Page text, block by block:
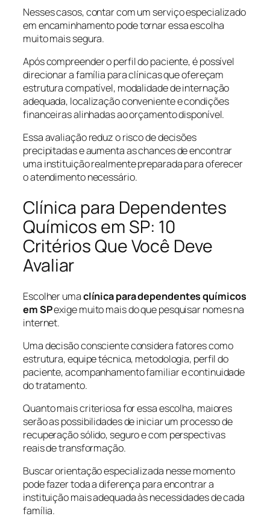
Nesses casos, contar com um serviço especializado
em encaminhamento pode tornar essa escolha
muito mais segura.
Após compreender o perfil do paciente, é possível
direcionar a família para clínicas que ofereçam
estrutura compatível, modalidade de internação
adequada, localização conveniente e condições
financeiras alinhadas ao orçamento disponível.
Essa avaliação reduz o risco de decisões
precipitadas e aumenta as chances de encontrar
uma instituição realmente preparada para oferecer
o atendimento necessário.
Clínica para Dependentes
Químicos em SP: 10
Critérios Que Você Deve
Avaliar
Escolher umaclínica para dependentes químicos
em SPexige muito mais do que pesquisar nomes na
internet.
Uma decisão consciente considera fatores como
estrutura, equipe técnica, metodologia, perfil do
paciente, acompanhamento familiar e continuidade
do tratamento.
Quanto mais criteriosa for essa escolha, maiores
serão as possibilidades de iniciar um processo de
recuperação sólido, seguro e com perspectivas
reais de transformação.
Buscar orientação especializada nesse momento
pode fazer toda a diferença para encontrar a
instituição mais adequada às necessidades de cada
família.